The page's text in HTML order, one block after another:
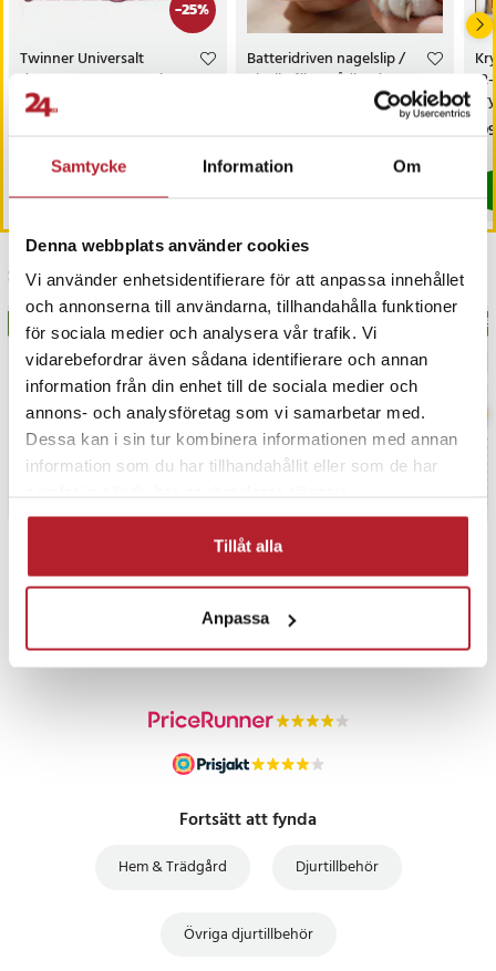
Samtycke Information Om
Denna webbplats använder cookies
Vi använder enhetsidentifierare för att anpassa innehållet
och annonserna till användarna, tillhandahålla funktioner
för sociala medier och analysera vår trafik. Vi
vidarebefordrar även sådana identifierare och annan
information från din enhet till de sociala medier och
annons- och analysföretag som vi samarbetar med.
Dessa kan i sin tur kombinera informationen med annan
information som du har tillhandahållit eller som de har
Tillåt alla
Anpassa
-25%
Twinner Universalt
dammsugarmunstycke
Köp
Batteridriven nagelslip /
Kloslip för smådjur /
Senast besökta
BÄSTSÄLJARE
UTFÖRSÄLJNING
Fortsätt att fynda
Hem & Trädgård Djurtillbehör
Övriga djurtillbehör